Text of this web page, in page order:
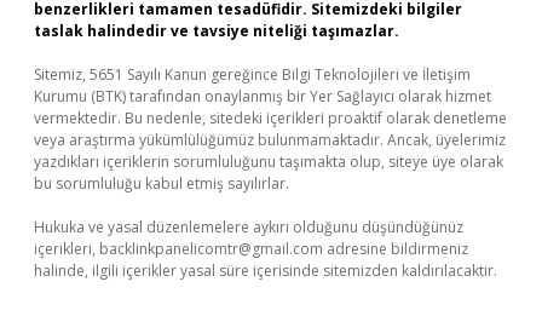
benzerlikleri tamamen tesadüfidir. Sitemizdeki bilgiler
taslak halindedir ve tavsiye niteliği taşımazlar.
Sitemiz, 5651 Sayılı Kanun gereğince Bilgi Teknolojileri ve İletişim
Kurumu (BTK) tarafından onaylanmış bir Yer Sağlayıcı olarak hizmet
vermektedir. Bu nedenle, sitedeki içerikleri proaktif olarak denetleme
veya araştırma yükümlülüğümüz bulunmamaktadır. Ancak, üyelerimiz
yazdıkları içeriklerin sorumluluğunu taşımakta olup, siteye üye olarak
bu sorumluluğu kabul etmiş sayılırlar.
Hukuka ve yasal düzenlemelere aykırı olduğunu düşündüğünüz
içerikleri, backlinkpanelicomtr@gmail.com adresine bildirmeniz
halinde, ilgili içerikler yasal süre içerisinde sitemizden kaldırılacaktır.